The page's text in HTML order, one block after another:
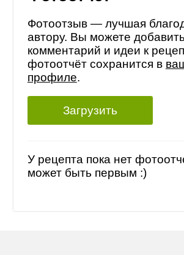
Фотоотзыв — лучшая
автору. Вы можете добавить
комментарий и идеи к
фотоотчёт сохранится в
профиле.
Загрузить
У рецепта пока нет
может быть первым :)